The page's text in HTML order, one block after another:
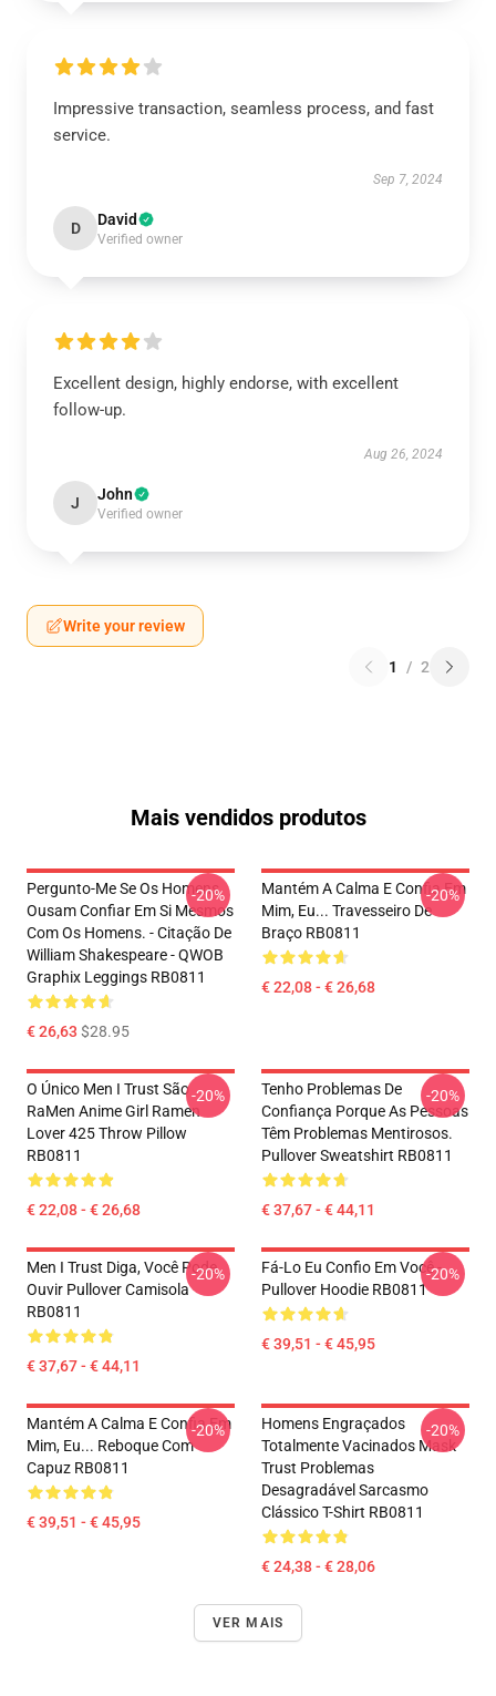
Impressive transaction, seamless process, and fast
service.
Sep 7, 2024
D David
Verified owner
Excellent design, highly endorse, with excellent
follow-up.
Aug 26, 2024
J John
Verified owner
Write your review
1 / 2
Mais vendidos produtos
Pergunto-Me Se Os Homens
Ousam Confiar Em Si Mesmos
Com Os Homens. - Citação De
William Shakespeare - QWOB
Graphix Leggings RB0811
€ 26,63 $28.95
-20%
Mantém A Calma E Confia Em
Mim, Eu... Travesseiro De
Braço RB0811
€ 22,08 - € 26,68
-20%
O Único Men I Trust São
RaMen Anime Girl Ramen
Lover 425 Throw Pillow
RB0811
€ 22,08 - € 26,68
-20%
Tenho Problemas De
Confiança Porque As Pessoas
Têm Problemas Mentirosos.
Pullover Sweatshirt RB0811
€ 37,67 - € 44,11
-20%
Men I Trust Diga, Você Pode
Ouvir Pullover Camisola
RB0811
€ 37,67 - € 44,11
-20%
Fá-Lo Eu Confio Em Você -
Pullover Hoodie RB0811
€ 39,51 - € 45,95
-20%
Mantém A Calma E Confia Em
Mim, Eu... Reboque Com
Capuz RB0811
€ 39,51 - € 45,95
-20%
Homens Engraçados
Totalmente Vacinados Mask
Trust Problemas
Desagradável Sarcasmo
Clássico T-Shirt RB0811
€ 24,38 - € 28,06
-20%
VER MAIS